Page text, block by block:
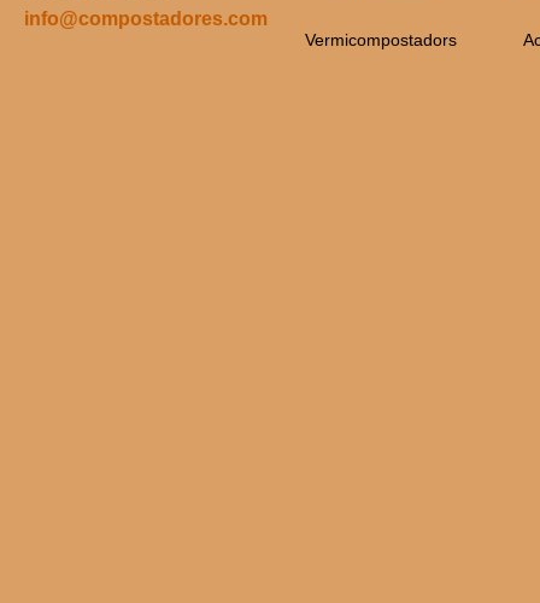
info@compostadores.com
Vermicompostadors